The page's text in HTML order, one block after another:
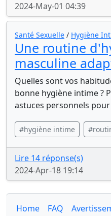
2024-May-01 04:39
Santé Sexuelle / Hygiène
Une routine
masculine
Quelles sont vos
bonne hygiène intime ?
astuces personnels
#hygiène intime
Lire 14 réponse(s)
2024-Apr-18 19:14
Home FAQ